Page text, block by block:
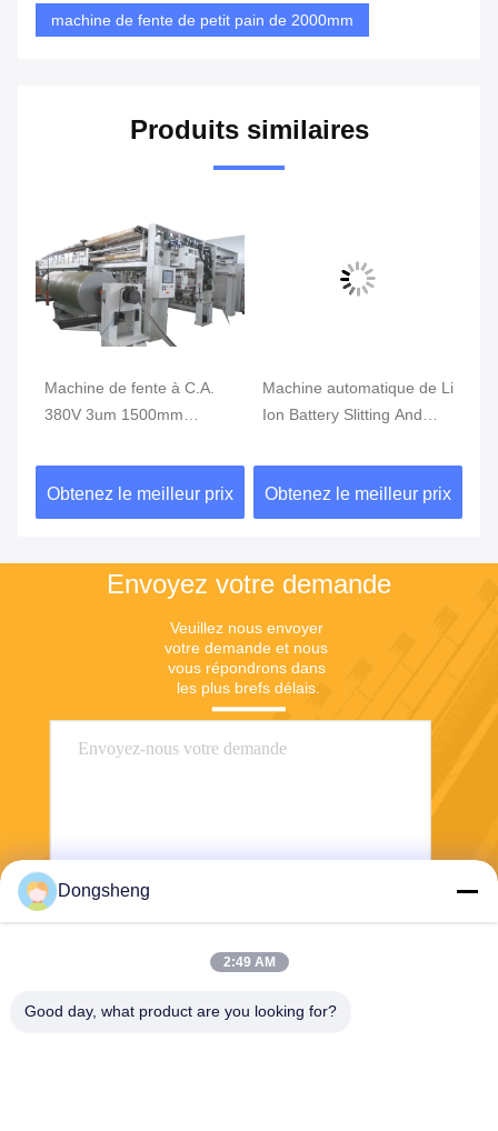
machine de fente de petit pain de 2000mm
Produits similaires
Machine de fente à C.A.
380V 3um 1500mm
fente à grande vitesse
Obtenez le meilleur prix
Machine automatique de Li
Ion Battery Slitting And
Obtenez le meilleur prix
Envoyez votre demande
Veuillez nous envoyer
votre demande et nous
vous répondrons dans
les plus brefs délais.
Dongsheng
2:49 AM
Good day, what product are you looking for?